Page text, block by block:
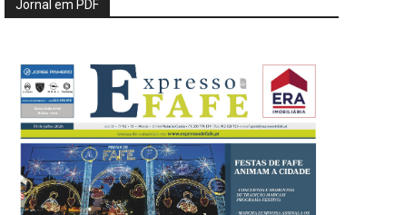
Jornal em PDF